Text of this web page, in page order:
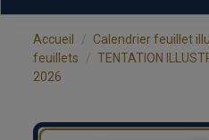
Accueil Calendrier feuillet
feuillets
TENTATION
2026